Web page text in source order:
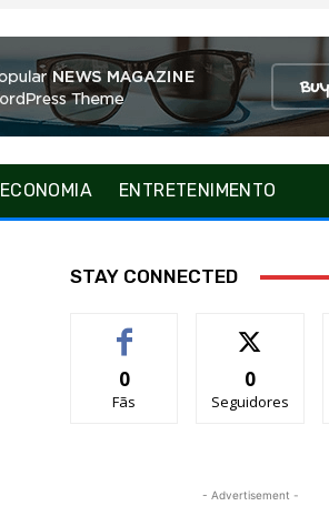
ECONOMIA ENTRETENIMENTO
STAY CONNECTED
0
Fãs
0
Seguidores
- Advertisement -